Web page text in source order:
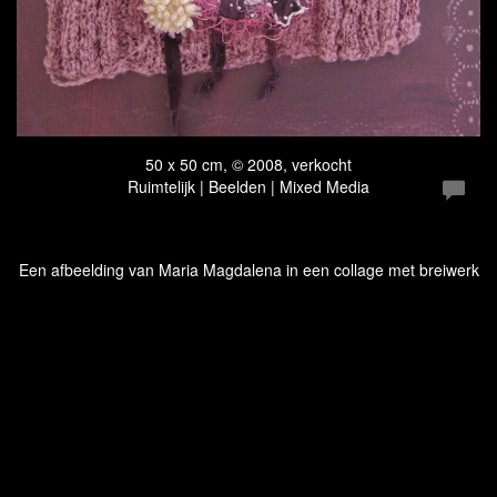
50 x 50 cm, © 2008, verkocht
Ruimtelijk | Beelden | Mixed Media
Een afbeelding van Maria Magdalena in een collage met breiwerk